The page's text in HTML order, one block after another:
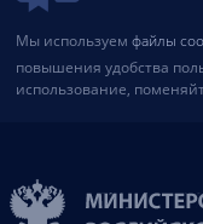
Мы используем файлы
повышения удобства
использование,